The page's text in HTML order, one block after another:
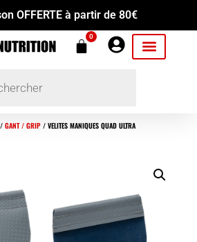
OFFERTE à partir de 80€
0
/ GANT / GRIP / VELITES MANIQUES QUAD ULTRA